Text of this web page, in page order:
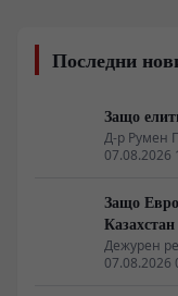
Последни
Защо
Д-р Румен
07.08.2026
Защо
Дежурен
07.08.2026